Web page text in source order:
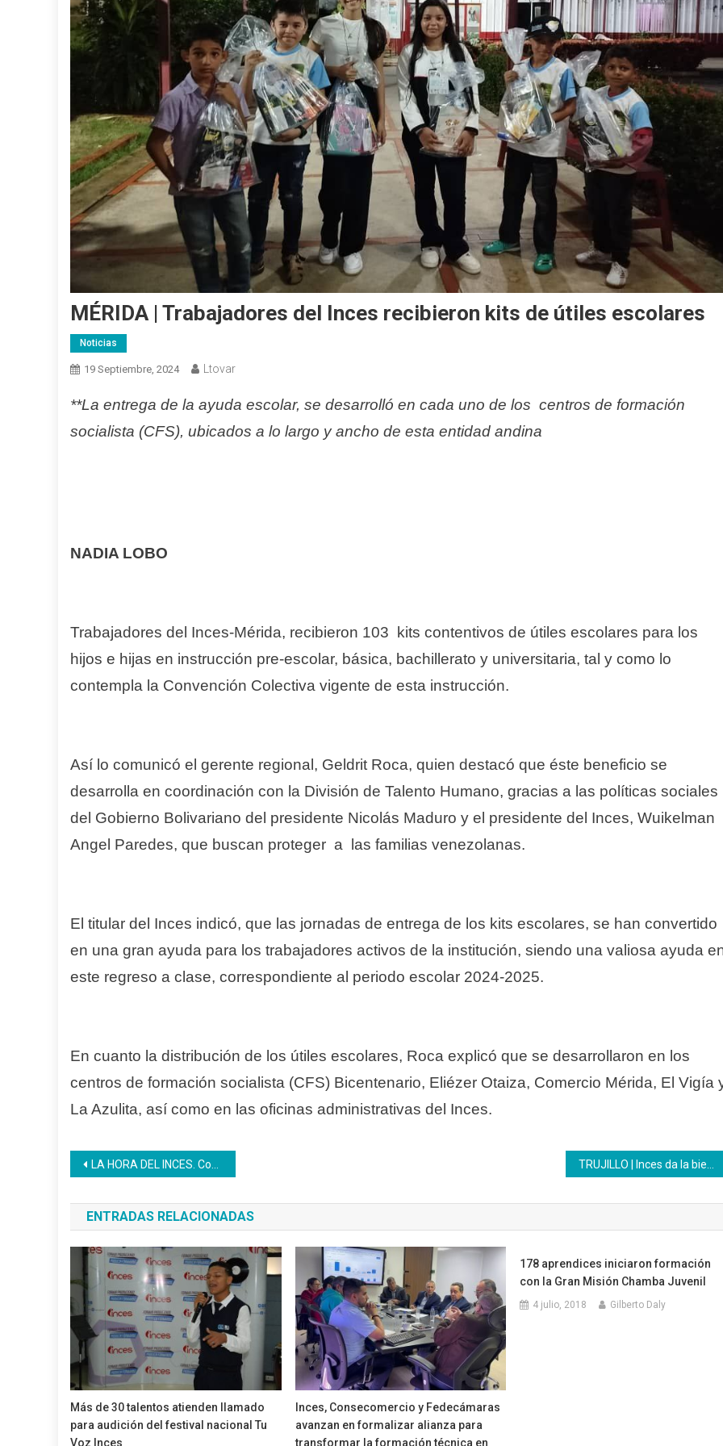
MÉRIDA | Trabajadores del Inces recibieron kits de útiles escolares
Noticias
19 Septiembre, 2024 Ltovar
**La entrega de la ayuda escolar, se desarrolló en cada uno de los centros de formación
socialista (CFS), ubicados a lo largo y ancho de esta entidad andina
NADIA LOBO
Trabajadores del Inces-Mérida, recibieron 103 kits contentivos de útiles escolares para los
hijos e hijas en instrucción pre-escolar, básica, bachillerato y universitaria, tal y como lo
contempla la Convención Colectiva vigente de esta instrucción.
Así lo comunicó el gerente regional, Geldrit Roca, quien destacó que éste beneficio se
desarrolla en coordinación con la División de Talento Humano, gracias a las políticas sociales
del Gobierno Bolivariano del presidente Nicolás Maduro y el presidente del Inces, Wuikelman
Angel Paredes, que buscan proteger a las familias venezolanas.
El titular del Inces indicó, que las jornadas de entrega de los kits escolares, se han convertido
en una gran ayuda para los trabajadores activos de la institución, siendo una valiosa ayuda
este regreso a clase, correspondiente al periodo escolar 2024-2025.
En cuanto la distribución de los útiles escolares, Roca explicó que se desarrollaron en los
centros de formación socialista (CFS) Bicentenario, Eliézer Otaiza, Comercio Mérida, El Vigía
La Azulita, así como en las oficinas administrativas del Inces.
Navegación
de
entradas
LA HORA DEL INCES. Con Ricardo González, diputado y conductor de Zurda Konducta TRUJILLO | Inces da la bienvenida a los nuevos aspirantes del Programa Nacional de Aprendizaje
ENTRADAS RELACIONADAS
Más de 30 talentos atienden llamado
para audición del festival nacional Tu
Voz Inces
Inces, Consecomercio y Fedecámaras
avanzan en formalizar alianza para
transformar la formación técnica en
178 aprendices iniciaron formación
con la Gran Misión Chamba Juvenil
4 julio, 2018 Gilberto Daly